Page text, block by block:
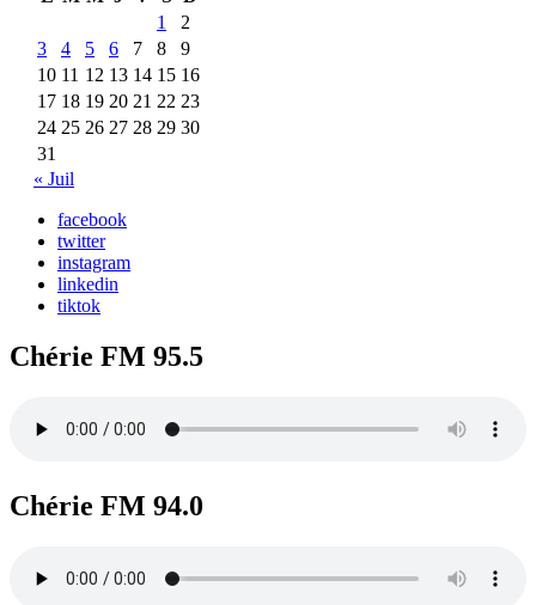
1
2
3
4 5 6 7 8
9
10 11 12 13 14 15 16
17 18 19 20 21 22 23
24 25 26 27 28 29 30
31
« Juil
facebook
twitter
instagram
linkedin
tiktok
Chérie FM 95.5
Chérie FM 94.0